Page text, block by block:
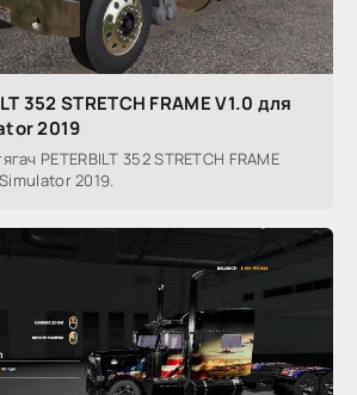
352 STRETCH FRAME V1.0 для
2019
PETERBILT 352 STRETCH FRAME
2019.